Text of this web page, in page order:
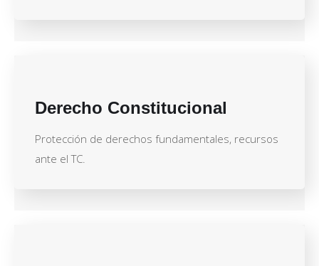
Derecho Constitucional
Protección de derechos fundamentales, recursos
ante el TC.